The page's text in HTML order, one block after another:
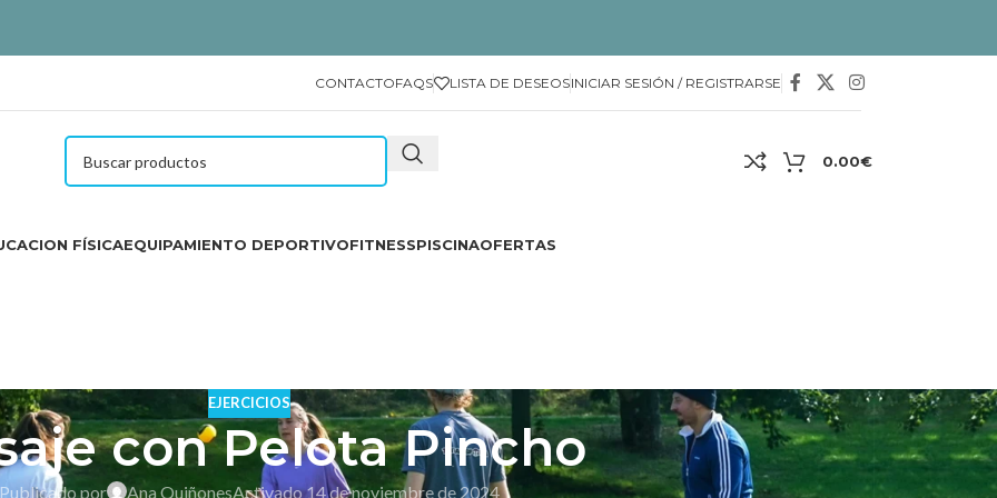
CONTACTOFAQS LISTA DE DESEOSINICIAR SESIÓN / REGISTRARSE
0.00€
FÍSICAEQUIPAMIENTO DEPORTIVOFITNESSPISCINAOFERTAS
EJERCICIOS
con Pelota Pincho
Publicado por Ana QuiñonesActivado 14 de noviembre de 2024